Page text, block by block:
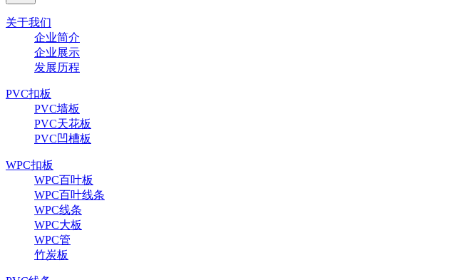
关于我们
企业简介
企业展示
发展历程
PVC扣板
PVC墙板
PVC天花板
PVC凹槽板
WPC扣板
WPC百叶板
WPC百叶线条
WPC线条
WPC大板
WPC管
竹炭板